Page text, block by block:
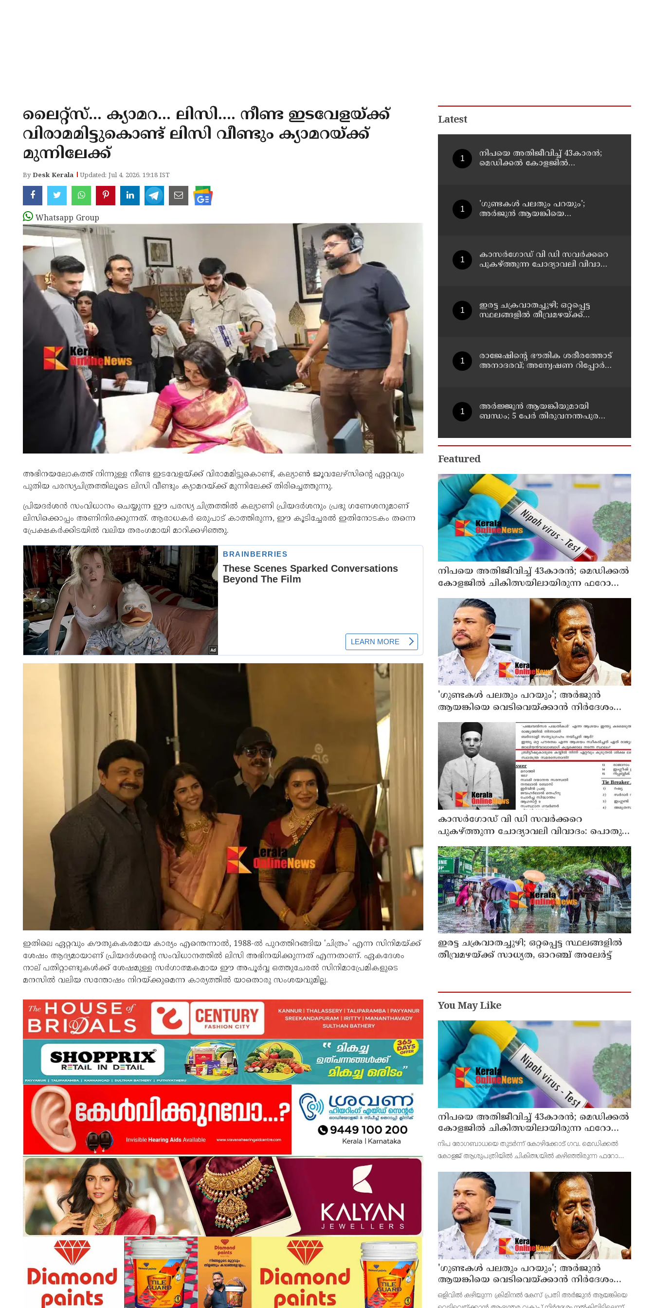
ലൈറ്റ്‌സ്... ക്യാമറ... ലിസി.... നീണ്ട ഇടവേളയ്ക്ക്
വിരാമമിട്ടുകൊണ്ട് ലിസി വീണ്ടും ക്യാമറയ്ക്ക്
മുന്നിലേക്ക്
ByDesk Kerala Updated: Jul 4, 2026, 19:18 IST
Whatsapp Group
അഭിനയലോകത്ത് നിന്നുള്ള നീണ്ട ഇടവേളയ്ക്ക് വിരാമമിട്ടുകൊണ്ട്, കല്യാൺ ജൂവലേഴ്‌സിന്‍റെ ഏറ്റവും
പുതിയ പരസ്യചിത്രത്തിലൂടെ ലിസി വീണ്ടും ക്യാമറയ്ക്ക് മുന്നിലേക്ക് തിരിച്ചെത്തുന്നു.
പ്രിയദർശൻ സംവിധാനം ചെയ്യുന്ന ഈ പരസ്യ ചിത്രത്തിൽ കല്യാണി പ്രിയദർശനും പ്രഭു ഗണേശനുമാണ്
ലിസിക്കൊപ്പം അണിനിരക്കുന്നത്. ആരാധകർ ഒരുപാട് കാത്തിരുന്ന, ഈ കൂടിച്ചേരൽ ഇതിനോടകം തന്നെ
പ്രേക്ഷകർക്കിടയിൽ വലിയ തരംഗമായി മാറിക്കഴിഞ്ഞു.
ഇതിലെ ഏറ്റവും കൗതുകകരമായ കാര്യം എന്തെന്നാൽ, 1988-ൽ പുറത്തിറങ്ങിയ 'ചിത്രം' എന്ന സിനിമയ്ക്ക്
ശേഷം ആദ്യമായാണ് പ്രിയദർശന്‍റെ സംവിധാനത്തിൽ ലിസി അഭിനയിക്കുന്നത് എന്നതാണ്. ഏകദേശം
നാല് പതിറ്റാണ്ടുകൾക്ക് ശേഷമുള്ള സർഗാത്മകമായ ഈ അപൂർവ്വ ഒത്തുചേരൽ സിനിമാപ്രേമികളുടെ
മനസിൽ വലിയ സന്തോഷം നിറയ്ക്കുമെന്ന കാര്യത്തിൽ യാതൊരു സംശയവുമില്ല.
Latest
നിപയെ അതിജീവിച്ച് 43കാരന്‍;
മെഡിക്കല്‍ കോളജില്‍
'ഗുണ്ടകൾ പലതും പറയും';
അർജുൻ ആയങ്കിയെ
കാസർഗോഡ് വി ഡി സവർക്കറെ
പുകഴ്ത്തുന്ന ചോദ്യാവലി വിവാദം:
ഇരട്ട ചക്രവാതച്ചുഴി; ഒറ്റപ്പെട്ട
സ്ഥലങ്ങളില്‍ തീവ്രമഴയ്ക്ക്
രാജേഷിന്റെ ഭൗതിക ശരീരത്തോട്
അനാദരവ്; അന്വേഷണ റിപ്പോര്‍ട്ട്
അർജ്ജുൻ ആയങ്കിയുമായി
ബന്ധം; 5 പേർ തിരുവനന്തപുരത്ത്
Featured
നിപയെ അതിജീവിച്ച് 43കാരന്‍; മെഡിക്കല്‍
കോളജില്‍ ചികിത്സയിലായിരുന്ന ഫറോക്ക്
സ്വദേശി വീട്ടിലേക്ക് മടങ്ങി
'ഗുണ്ടകൾ പലതും പറയും'; അർജുൻ
ആയങ്കിയെ വെടിവെയ്ക്കാൻ നിർദേശം
നൽകിയിട്ടില്ലെന്ന് രമേശ് ചെന്നിത്തല
കാസർഗോഡ് വി ഡി സവർക്കറെ
പുകഴ്ത്തുന്ന ചോദ്യാവലി വിവാദം: പൊതു
വിദ്യാഭ്യാസ ഡയറക്ടറോട് റിപ്പോർട്ട് തേടി
വിദ്യാഭ്യാസ മന്ത്രി
ഇരട്ട ചക്രവാതച്ചുഴി; ഒറ്റപ്പെട്ട സ്ഥലങ്ങളില്‍
തീവ്രമഴയ്ക്ക് സാധ്യത, ഓറഞ്ച് അലേർട്ട്
You May Like
നിപയെ അതിജീവിച്ച് 43കാരന്‍; മെഡിക്കല്‍
കോളജില്‍ ചികിത്സയിലായിരുന്ന ഫറോക്ക്
സ്വദേശി വീട്ടിലേക്ക് മടങ്ങി
നിപ രോഗബാധയെ തുടര്‍ന്ന് കോഴിക്കോട് ഗവ. മെഡിക്കല്‍
കോളജ് ആശുപത്രിയില്‍ ചികിത്സയില്‍ കഴിഞ്ഞിരുന്ന ഫറോക്ക്
ആശുപത്രി വിട്ടു. ജൂണ്‍ 11ന് പുലര്‍ച്ചെയാണ
'ഗുണ്ടകൾ പലതും പറയും'; അർജുൻ
ആയങ്കിയെ വെടിവെയ്ക്കാൻ നിർദേശം
നൽകിയിട്ടില്ലെന്ന് രമേശ് ചെന്നിത്തല
ഒളിവില്‍ കഴിയുന്ന ക്രിമിനല്‍ കേസ് പ്രതി അര്‍ജുന്‍ ആയങ്കിയെ